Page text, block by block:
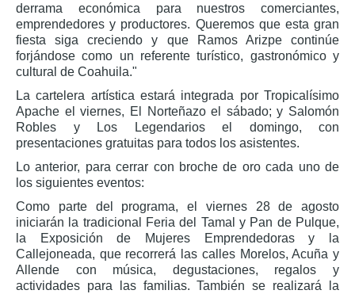
derrama económica para nuestros comerciantes,
emprendedores y productores. Queremos que esta gran
fiesta siga creciendo y que Ramos Arizpe continúe
forjándose como un referente turístico, gastronómico y
cultural de Coahuila."
La cartelera artística estará integrada por Tropicalísimo
Apache el viernes, El Norteñazo el sábado; y Salomón
Robles y Los Legendarios el domingo, con
presentaciones gratuitas para todos los asistentes.
Lo anterior, para cerrar con broche de oro cada uno de
los siguientes eventos:
Como parte del programa, el viernes 28 de agosto
iniciarán la tradicional Feria del Tamal y Pan de Pulque,
la Exposición de Mujeres Emprendedoras y la
Callejoneada, que recorrerá las calles Morelos, Acuña y
Allende con música, degustaciones, regalos y
actividades para las familias. También se realizará la